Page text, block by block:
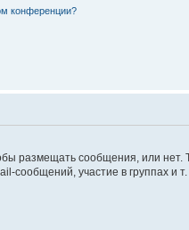
конференции?
размещать сообщения, или нет.
участие в группах и т.